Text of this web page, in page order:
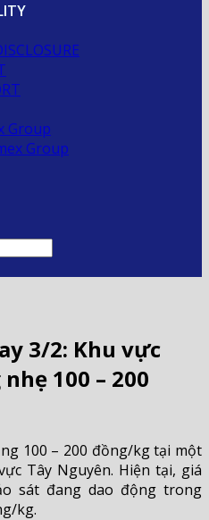
Group
Group
3/2: Khu vực
100 – 200
100 – 200 đồng/kg tại một
Tây Nguyên. Hiện tại, giá
sát đang dao động trong
kg.